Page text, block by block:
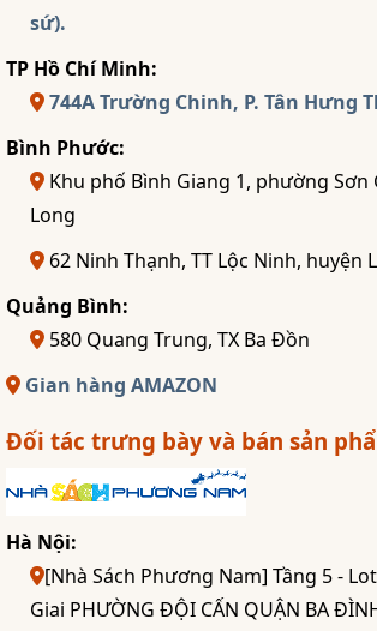
sứ).
TP Hồ Chí Minh:
744A Trường Chinh, P. Tân Hưng
Bình Phước:
Khu phố Bình Giang 1, phường Sơn
Long
62 Ninh Thạnh, TT Lộc Ninh, huyện
Quảng Bình:
580 Quang Trung, TX Ba Đồn
Gian hàng AMAZON
Đối tác trưng bày và bán sản
Hà Nội:
[Nhà Sách Phương Nam] Tầng 5 -
Giai PHƯỜNG ĐỘI CẤN QUẬN BA